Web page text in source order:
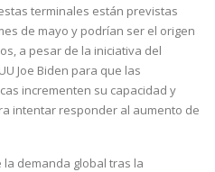
terminales están previstas
de mayo y podrían ser el origen
a pesar de la iniciativa del
Joe Biden para que las
incrementen su capacidad y
intentar responder al aumento de
la demanda global tras la